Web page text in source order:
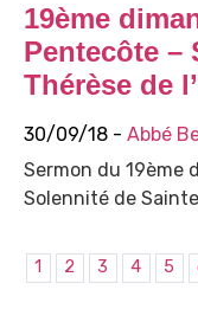
19ème
Pentecôte –
Thérèse de
30/09/18 - Abbé
Sermon du 19ème
Solennité de
1 2 3 4 5